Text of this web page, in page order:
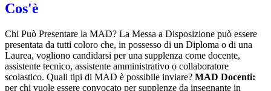
Cos'è
Chi Può Presentare la MAD? La Messa a Disposizione può essere
presentata da tutti coloro che, in possesso di un Diploma o di una
Laurea, vogliono candidarsi per una supplenza come docente,
assistente tecnico, assistente amministrativo o collaboratore
scolastico. Quali tipi di MAD è possibile inviare? MAD Docenti:
per chi vuole essere convocato per supplenze da insegnante in